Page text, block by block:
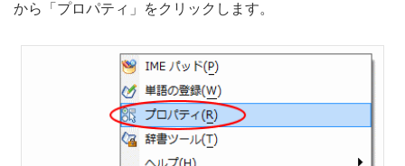
から「プロパティ」をクリックします。